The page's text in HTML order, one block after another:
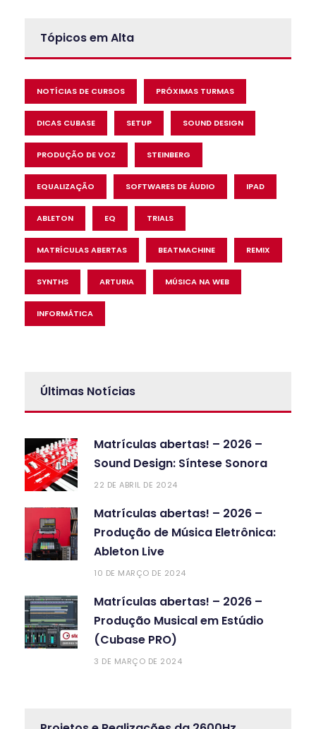
Tópicos em Alta
NOTÍCIAS DE CURSOS PRÓXIMAS TURMAS
DICAS CUBASE SETUP SOUND DESIGN
PRODUÇÃO DE VOZ STEINBERG
EQUALIZAÇÃO SOFTWARES DE ÁUDIO IPAD
ABLETON EQ TRIALS
MATRÍCULAS ABERTAS BEATMACHINE REMIX
SYNTHS ARTURIA MÚSICA NA WEB
INFORMÁTICA
Últimas Notícias
Matrículas abertas! – 2026 –
Sound Design: Síntese Sonora
22 DE ABRIL DE 2024
Matrículas abertas! – 2026 –
Produção de Música Eletrônica:
Ableton Live
10 DE MARÇO DE 2024
Matrículas abertas! – 2026 –
Produção Musical em Estúdio
(Cubase PRO)
3 DE MARÇO DE 2024